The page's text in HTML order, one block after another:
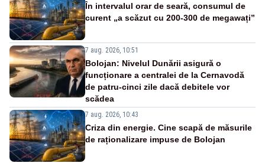
În intervalul orar de seară, consumul de
curent „a scăzut cu 200-300 de megawați”
7 aug. 2026, 10:51
Bolojan: Nivelul Dunării asigură o
funcționare a centralei de la Cernavodă
de patru-cinci zile dacă debitele vor
scădea
7 aug. 2026, 10:43
Criza din energie. Cine scapă de măsurile
de raționalizare impuse de Bolojan